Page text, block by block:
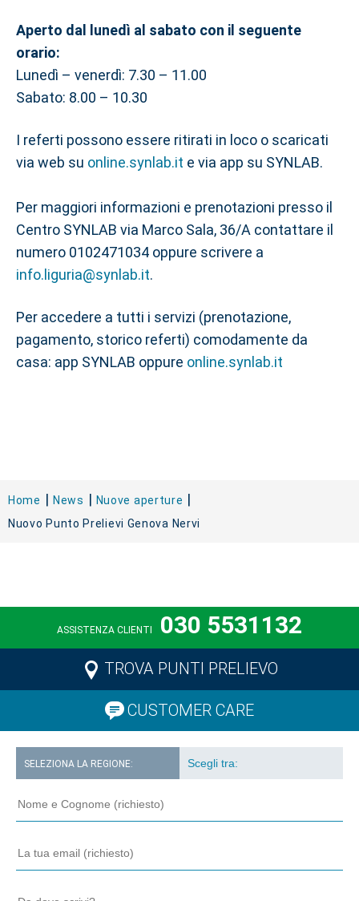
Aperto dal lunedì al sabato con il seguente
orario:
Lunedì – venerdì: 7.30 – 11.00
Sabato: 8.00 – 10.30
I referti possono essere ritirati in loco o scaricati
via web su online.synlab.it e via app su SYNLAB.
Per maggiori informazioni e prenotazioni presso il
Centro SYNLAB via Marco Sala, 36/A contattare il
numero 0102471034 oppure scrivere a
info.liguria@synlab.it.
Per accedere a tutti i servizi (prenotazione,
pagamento, storico referti) comodamente da
casa: app SYNLAB oppure online.synlab.it
Home News
Nuove aperture
Nuovo Punto Prelievi Genova Nervi
ASSISTENZA CLIENTI 030 5531132
TROVA PUNTI PRELIEVO
CUSTOMER CARE
SELEZIONA LA REGIONE: